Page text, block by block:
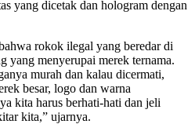
yang dicetak dan hologram dengan
rokok ilegal yang beredar di
yang menyerupai merek ternama.
murah dan kalau dicermati,
besar, logo dan warna
kita harus berhati-hati dan jeli
kita,” ujarnya.